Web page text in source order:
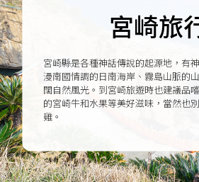
宮崎旅
宮崎縣是各種神話傳說的起源地，有
漫南國情調的日南海岸、霧島山脈的
闊自然風光。到宮崎旅遊時也建議品
的宮崎牛和水果等美好滋味，當然也
雞。